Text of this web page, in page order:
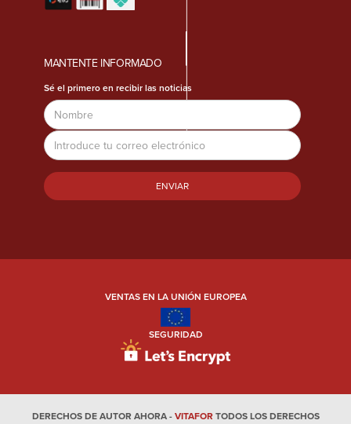
MANTENTE INFORMADO
Sé el primero en recibir las noticias
Nombre
Dirección
de
correo
electrónico
VENTAS EN LA UNIÓN EUROPEA
SEGURIDAD
DERECHOS DE AUTOR AHORA -VITAFORTODOS LOS DERECHOS